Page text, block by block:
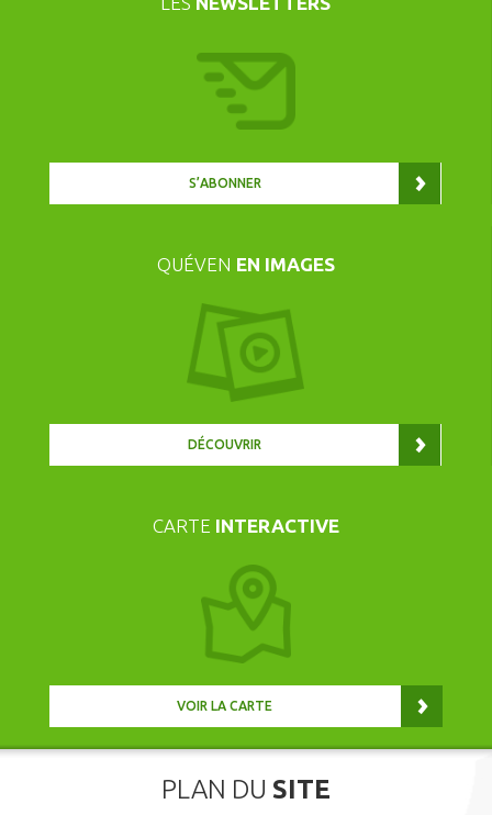
S’ABONNER
QUÉVEN EN IMAGES
DÉCOUVRIR
CARTE INTERACTIVE
VOIR LA CARTE
PLAN DU SITE